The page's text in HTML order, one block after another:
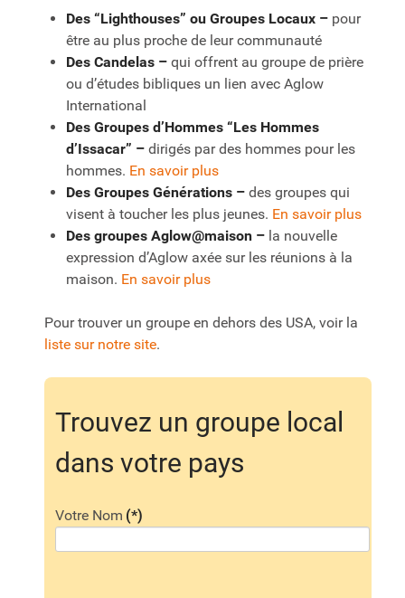
Des “Lighthouses” ou Groupes Locaux – pour
être au plus proche de leur communauté
Des Candelas – qui offrent au groupe de prière
ou d’études bibliques un lien avec Aglow
International
Des Groupes d’Hommes “Les Hommes
d’Issacar” – dirigés par des hommes pour les
hommes. En savoir plus
Des Groupes Générations – des groupes qui
visent à toucher les plus jeunes. En savoir plus
Des groupes Aglow@maison – la nouvelle
expression d’Aglow axée sur les réunions à la
maison. En savoir plus
Pour trouver un groupe en dehors des USA, voir la
liste sur notre site.
Trouvez un groupe local
dans votre pays
Votre Nom (*)